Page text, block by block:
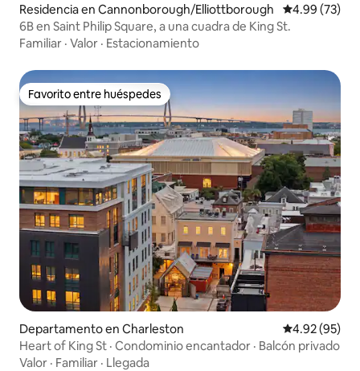
Residencia en Cannonborough/Elliottborough Calificación
4.99 (73)
6B en Saint Philip Square, a una cuadra de King St.
Familiar · Valor · Estacionamiento
Favorito entre huéspedes
Favorito entre huéspedes
Departamento en Charleston Calificación
4.92 (95)
Heart of King St · Condominio encantador · Balcón privado
Valor · Familiar · Llegada